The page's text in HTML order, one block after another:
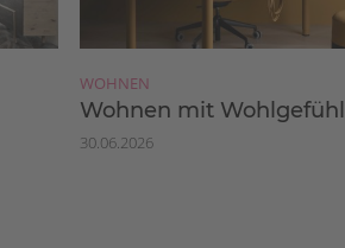
WOHNEN
Wohnen mit Wohlgefühl
30.06.2026